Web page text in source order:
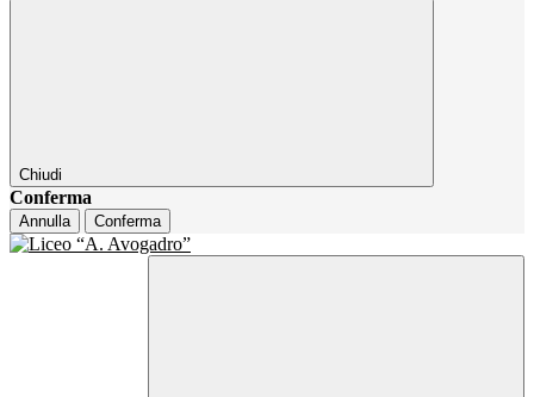
Chiudi
Conferma
Annulla Conferma